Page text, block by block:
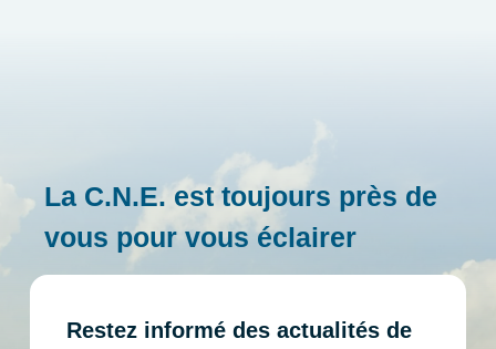
La C.N.E. est toujours près de
vous pour vous éclairer
Restez informé des actualités de